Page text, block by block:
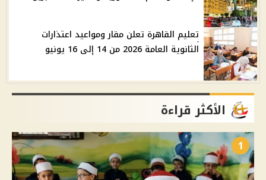
تعليم القاهرة تعلن مقار ومواعيد اعتذارات
الثانوية العامة 2026 من 14 إلى 16 يونيو
الأكثر قراءة
1